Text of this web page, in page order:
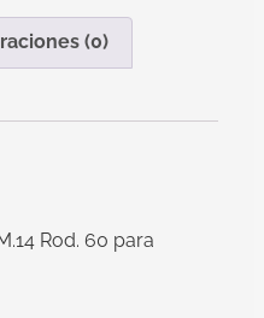
(0)
Rod. 60 para